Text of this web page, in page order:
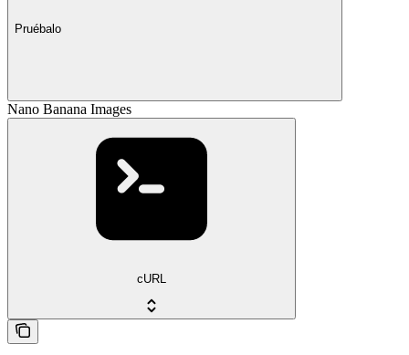
Pruébalo
Nano Banana Images
cURL